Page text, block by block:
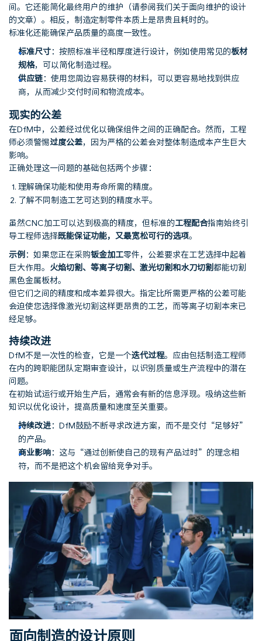
间。它还能简化最终用户的维护（请参阅我们关于面向维护的设计
的文章）。相反，制造定制零件本质上是昂贵且耗时的。
标准化还能确保产品质量的高度一致性。
标准尺寸：按照标准半径和厚度进行设计，例如使用常见的板材
规格，可以简化制造过程。
供应链：使用您周边容易获得的材料，可以更容易地找到供应
商，从而减少交付时间和物流成本。
现实的公差
在DfM中，公差经过优化以确保组件之间的正确配合。然而，工程
师必须警惕过度公差，因为严格的公差会对整体制造成本产生巨大
影响。
正确处理这一问题的基础包括两个步骤：
理解确保功能和使用寿命所需的精度。
了解不同制造工艺可达到的精度水平。
虽然CNC加工可以达到极高的精度，但标准的工程配合指南始终引
导工程师选择既能保证功能，又最宽松可行的选项。
示例：如果您正在采购钣金加工零件，公差要求在工艺选择中起着
巨大作用。 火焰切割、等离子切割、激光切割和水刀切割都能切割
黑色金属板材。
但它们之间的精度和成本差异很大。指定比所需更严格的公差可能
会迫使您选择像激光切割这样更昂贵的工艺，而等离子切割本来已
经足够。
持续改进
DfM不是一次性的检查，它是一个迭代过程。应由包括制造工程师
在内的跨职能团队定期审查设计，以识别质量或生产流程中的潜在
问题。
在初始试运行或开始生产后，通常会有新的信息浮现。吸纳这些新
知识以优化设计，提高质量和速度至关重要。
持续改进：DfM鼓励不断寻求改进方案，而不是交付“足够好”
的产品。
商业影响：这与“通过创新使自己的现有产品过时”的理念相
符，而不是把这个机会留给竞争对手。
面向制造的设计原则